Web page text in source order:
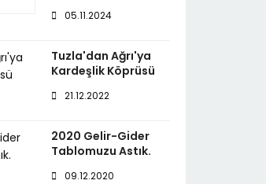
05.11.2024
Tuzla'dan Ağrı'ya
Kardeşlik Köprüsü
21.12.2022
2020 Gelir-Gider
Tablomuzu Astık.
09.12.2020